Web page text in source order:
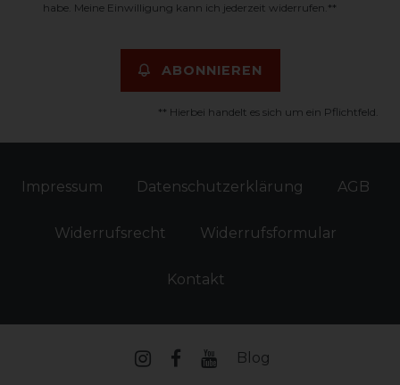
habe. Meine Einwilligung kann ich jederzeit widerrufen.**
ABONNIEREN
** Hierbei handelt es sich um ein Pflichtfeld.
Impressum Daten­schutz­erklärung AGB
Widerrufs­recht Widerrufs­formular
Kontakt
Blog